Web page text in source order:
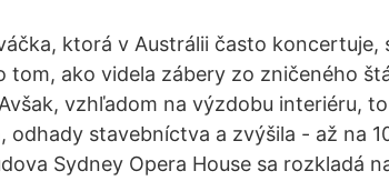
ktorá v Austrálii často koncertuje,
tom, ako videla zábery zo zničeného
vzhľadom na výzdobu interiéru,
odhady stavebníctva a zvýšila - až na
Sydney Opera House sa rozkladá